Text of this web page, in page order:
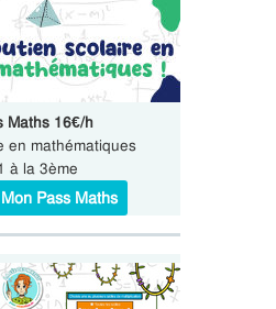
Maths 16€/h
en mathématiques
à la 3ème
Pass Maths